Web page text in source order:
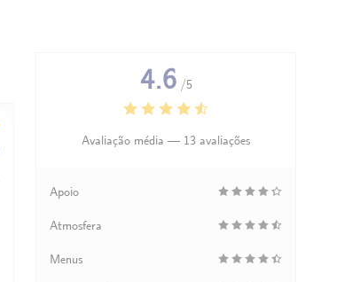
4.6 /5
Avaliação média — 13 avaliações
Apoio
Atmosfera
Menus